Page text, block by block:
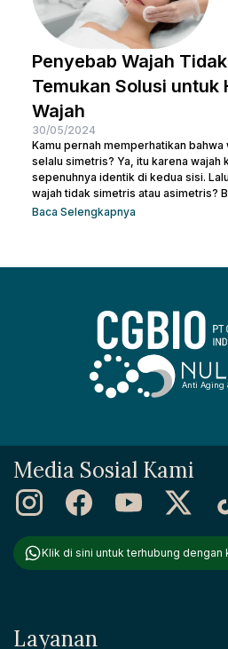
Penyebab Wajah
Temukan Solusi untuk
Wajah
30/05/2024
Kamu pernah memperhatikan
selalu simetris? Ya, itu karena wajah
sepenuhnya identik di kedua sisi.
wajah tidak simetris atau asimetris?
memengaruhi simetri wajah, mulai
Baca Selengkapnya
Anti Aging
Media Sosial Kami
Klik di sini untuk terhubung dengan
Layanan